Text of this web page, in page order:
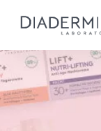
Alle produkte